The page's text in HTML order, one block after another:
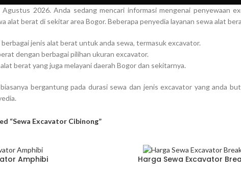
2026. Anda sedang mencari informasi mengenai penyewaan
alat berat di sekitar area Bogor. Beberapa penyedia layanan sewa alat
jenis alat berat untuk anda sewa, termasuk excavator.
dengan berbagai pilihan ukuran excavator.
berat yang juga melayani daerah Bogor dan sekitarnya.
bergantung pada durasi sewa dan jenis excavator yang anda
“Sewa Excavator Cibinong”
Amphibi Harga Sewa Excavator